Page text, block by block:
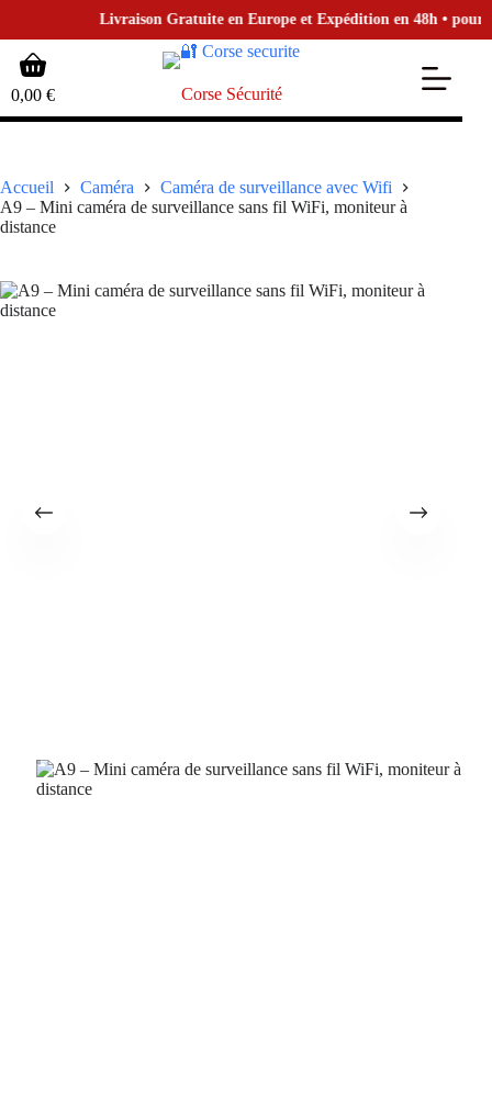
Livraison Gratuite en Europe et Expédition en 48h • pour la
contenu
Panier
d’achat
0,00 € Corse Sécurité
Accueil Caméra
Caméra de surveillance avec Wifi
A9 – Mini caméra de surveillance sans fil WiFi, moniteur à
distance